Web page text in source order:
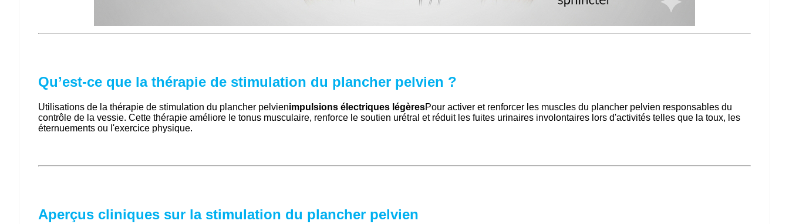
Qu’est-ce que la thérapie de stimulation du plancher pelvien ?
Utilisations de la thérapie de stimulation du plancher pelvienimpulsions électriques légèresPour activer et renforcer les muscles du plancher pelvien responsables du
contrôle de la vessie. Cette thérapie améliore le tonus musculaire, renforce le soutien urétral et réduit les fuites urinaires involontaires lors d'activités telles que la toux, les
éternuements ou l'exercice physique.
Aperçus cliniques sur la stimulation du plancher pelvien